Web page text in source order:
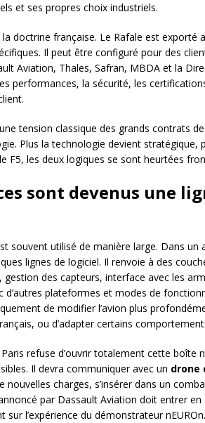
et ses propres choix industriels.
doctrine française. Le Rafale est exporté
Il peut être configuré pour des
Aviation, Thales, Safran, MBDA et la
performances, la sécurité, les
tension classique des grands contrats
Plus la technologie devient stratégique,
F5, les deux logiques se sont heurtées
sont devenus une
souvent utilisé de manière large. Dans
lignes de logiciel. Il renvoie à des
des capteurs, interface avec les
d’autres plateformes et modes de
de modifier l’avion plus
ou d’adapter certains
refuse d’ouvrir totalement cette boîte
Il devra communiquer avec un drone
charges, s’insérer dans un
par Dassault Aviation doit entrer en
sur l’expérience du démonstrateur nEUROn.